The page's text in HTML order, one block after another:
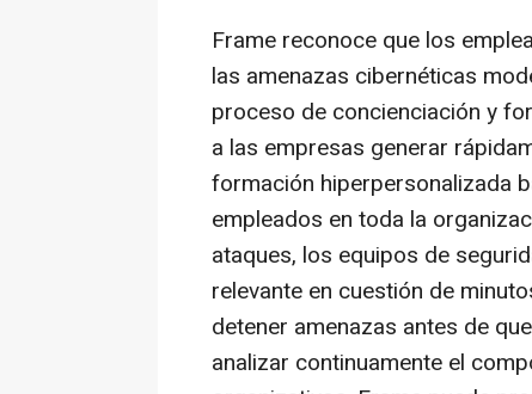
Frame reconoce que los
las amenazas cibernéticas
proceso de concienciación y
a las empresas generar
formación hiperpersonalizada
empleados en toda la
ataques, los equipos de
relevante en cuestión de
detener amenazas antes de
analizar continuamente el